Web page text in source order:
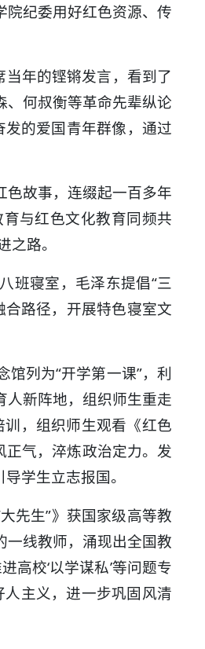
院纪委用好红色资源、传
年的铿锵发言，看到了
、何叔衡等革命先辈纵论
的爱国青年群像，通过
故事，连缀起一百多年
与红色文化教育同频共
路。
班寝室，毛泽东提倡“三
路径，开展特色寝室文
列为“开学第一课”，利
人新阵地，组织师生重走
，组织师生观看《红色
正气，淬炼政治定力。发
学生立志报国。
先生”》获国家级高等教
一线教师，涌现出全国教
高校‘以学谋私’等问题专
主义，进一步巩固风清